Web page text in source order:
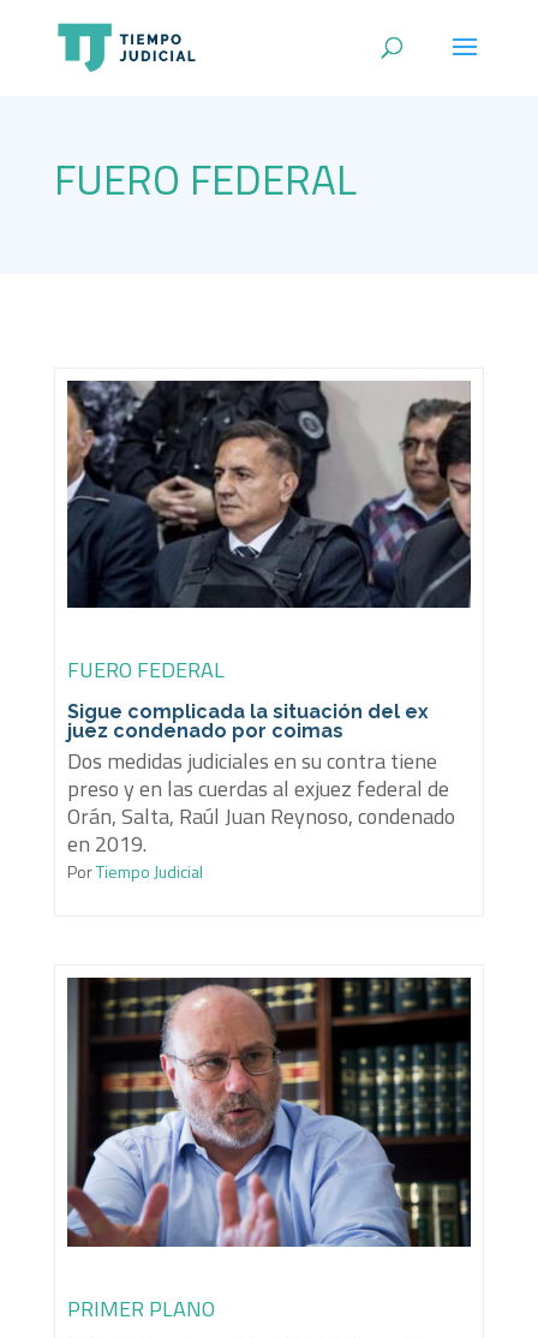
FUERO FEDERAL
FUERO FEDERAL
Sigue complicada la situación del ex
juez condenado por coimas
Dos medidas judiciales en su contra tiene
preso y en las cuerdas al exjuez federal de
Orán, Salta, Raúl Juan Reynoso, condenado
en 2019.
PorTiempo Judicial
PRIMER PLANO